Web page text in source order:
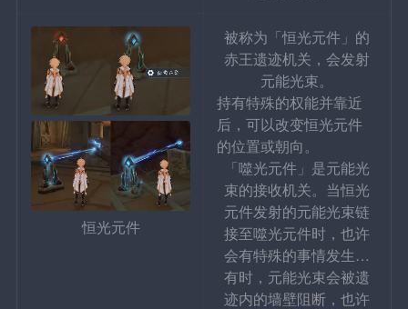
恒光元件
被称为「恒光元件」的
赤王遗迹机关，会发射
元能光束。
持有特殊的权能并靠近
后，可以改变恒光元件
的位置或朝向。
「噬光元件」是元能光
束的接收机关。当恒光
元件发射的元能光束链
接至噬光元件时，也许
会有特殊的事情发生…
有时，元能光束会被遗
迹内的墙壁阻断，也许